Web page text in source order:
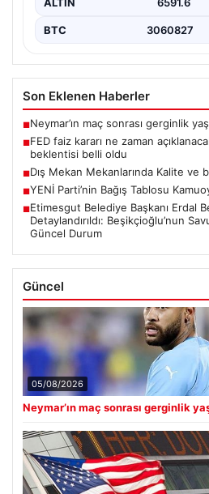
BTC 3060827
Son Eklenen Haberler
■Neymar’ın maç sonrası gerginlik
■FED faiz kararı ne zaman
beklentisi belli oldu
■Dış Mekan Mekanlarında Kalite ve
■YENİ Parti’nin Bağış Tablosu
■Etimesgut Belediye Başkanı Erdal
Detaylandırıldı: Beşikçioğlu’nun
Güncel Durum
Güncel
05/08/2026
Neymar’ın maç sonrası gerginlik